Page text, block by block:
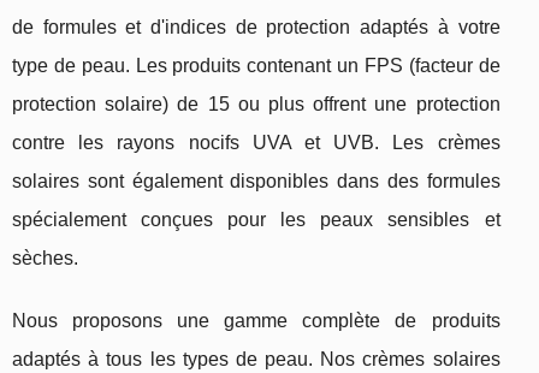
de formules et d'indices de protection adaptés à votre
type de peau. Les produits contenant un FPS (facteur de
protection solaire) de 15 ou plus offrent une protection
contre les rayons nocifs UVA et UVB. Les crèmes
solaires sont également disponibles dans des formules
spécialement conçues pour les peaux sensibles et
sèches.
Nous proposons une gamme complète de produits
adaptés à tous les types de peau. Nos crèmes solaires